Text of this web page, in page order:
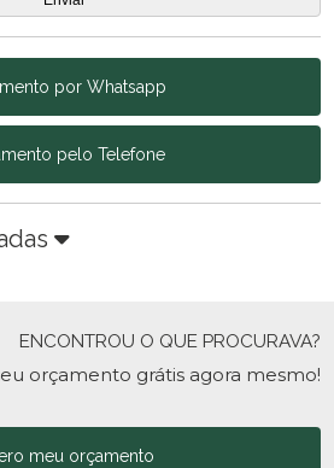
por Whatsapp
pelo Telefone
ENCONTROU O QUE PROCURAVA?
orçamento grátis agora mesmo!
meu orçamento